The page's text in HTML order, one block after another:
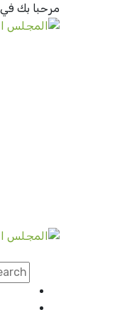
مرحبا بك